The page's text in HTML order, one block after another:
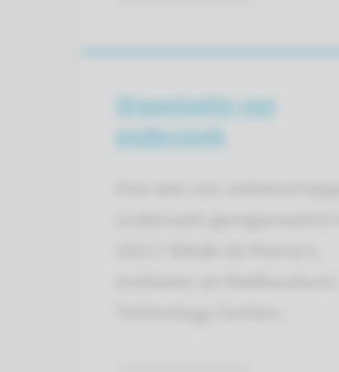
Organisatie van
onderzoek